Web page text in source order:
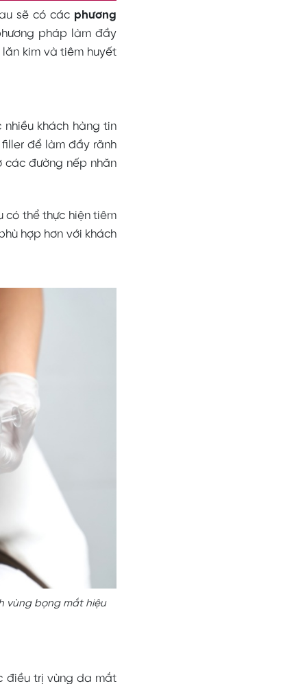
sẽ có các phương
pháp làm đầy
kim và tiêm huyết
khách hàng tin
để làm đầy rãnh
các đường nếp nhăn
có thể thực hiện tiêm
hợp hơn với khách
vùng bọng mắt hiệu
điều trị vùng da mắt